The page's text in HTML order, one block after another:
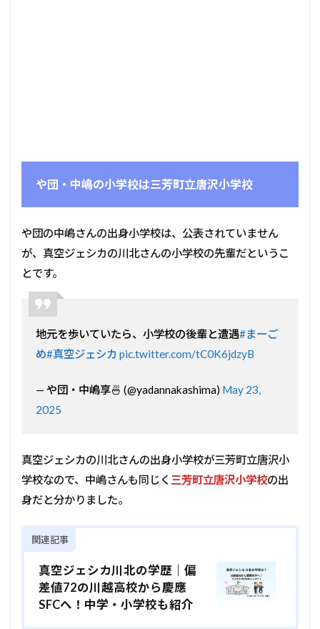
や団・中嶋の小学校は三芳町立唐沢小学校
や団の中嶋さんの出身小学校は、公表されていません
が、真空ジェシカの川北さんの小学校の先輩だというこ
とです。
地元を歩いていたら、小学校の後輩と遭遇#まーご
め#真空ジェシカ pic.twitter.com/tC0K6jdzyB
— や団・中嶋享🍜 (@yadannakashima) May 23,
2025
真空ジェシカの川北さんの出身小学校が三芳町立唐沢小
学校なので、中嶋さんも同じく 三芳町立唐沢小学校の出
身だと分かりました。
関連記事
真空ジェシカ川北の学歴｜偏
差値72の川越高校から慶應
SFCへ！中学・小学校も紹介